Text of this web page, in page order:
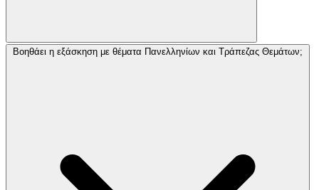
Βοηθάει η εξάσκηση με θέματα Πανελληνίων και Τράπεζας Θεμάτων;